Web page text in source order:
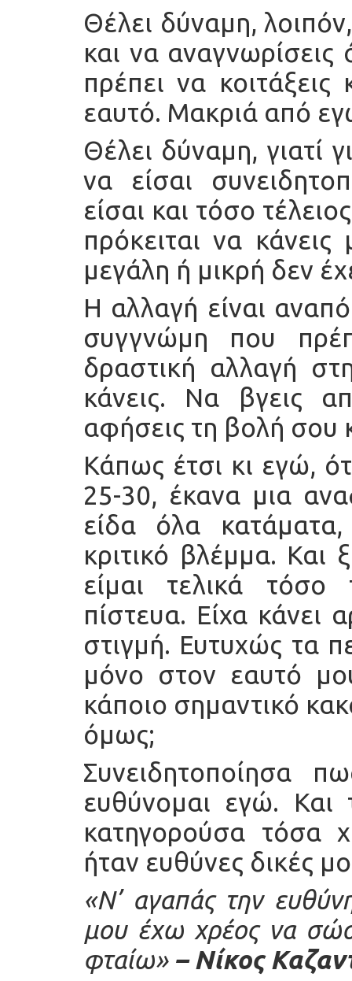
Θέλει δύναμη,
και να αναγνωρίσεις
πρέπει να
εαυτό. Μακριά από
Θέλει δύναμη, γιατί
να είσαι
είσαι και τόσο
πρόκειται να
μεγάλη ή μικρή δεν
Η αλλαγή είναι
συγγνώμη που
δραστική αλλαγή
κάνεις. Να βγεις
αφήσεις τη βολή σου
Κάπως έτσι κι εγώ,
25-30, έκανα μια
είδα όλα κατάματα,
κριτικό βλέμμα. Και
είμαι τελικά
πίστευα. Είχα κάνει
στιγμή. Ευτυχώς τα
μόνο στον εαυτό
κάποιο σημαντικό
όμως;
Συνειδητοποίησα
ευθύνομαι εγώ.
κατηγορούσα τόσα
ήταν ευθύνες δικές
«Ν’ αγαπάς την
μου έχω χρέος να
φταίω» – Νίκος